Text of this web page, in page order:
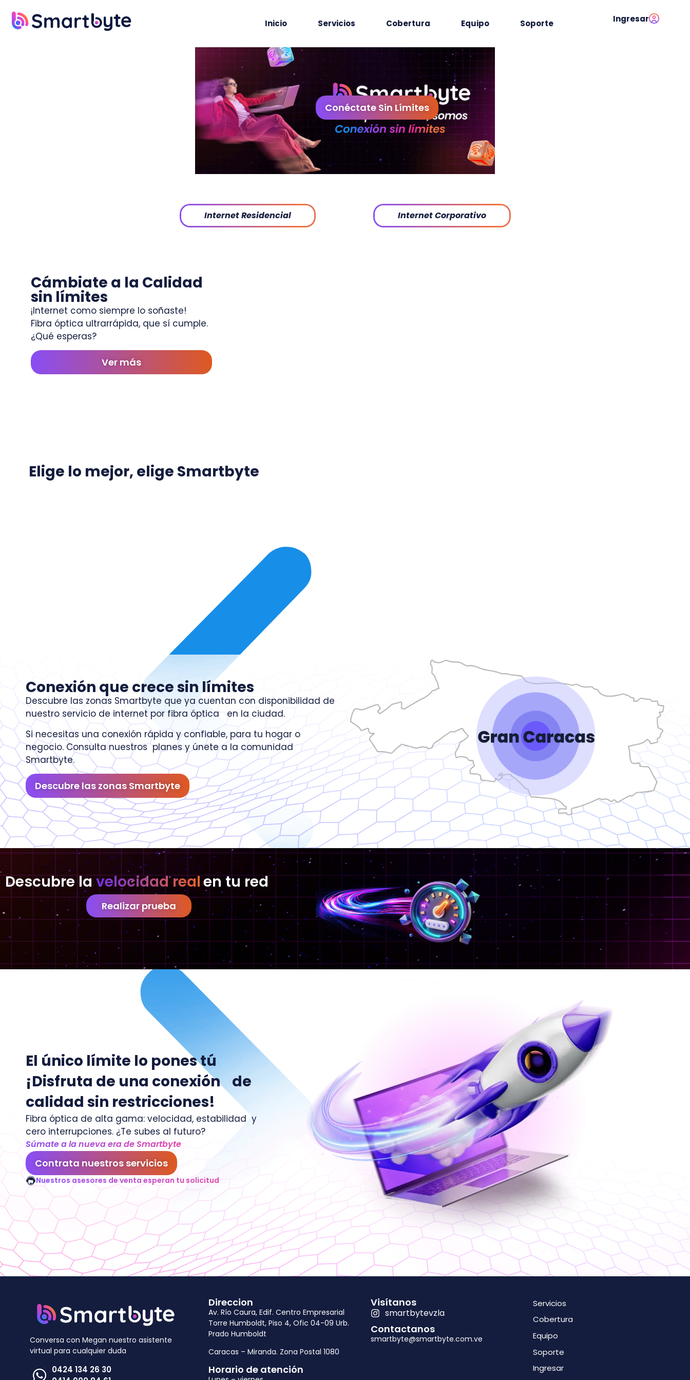
Inicio Servicios Cobertura Equipo Soporte Ingresar
Conéctate Sin Límites
Internet Residencial Internet Corporativo
Cámbiate a la Calidad
sin límites
¡Internet como siempre lo soñaste!
Fibra óptica ultrarrápida, que sí cumple.
¿Qué esperas?
Ver más
Elige lo mejor, elige Smartbyte
Conexión que crece sin límites
Descubre las zonas Smartbyte que ya cuentan con disponibilidad de
nuestro servicio de internet por fibra óptica en la ciudad.
Si necesitas una conexión rápida y confiable, para tu hogar o
negocio. Consulta nuestros planes y únete a la comunidad
Smartbyte.
Descubre las zonas Smartbyte
Descubre lavelocidad realen tu red
Realizar prueba
El único límite lo pones tú
¡Disfruta de una conexión de
calidad sin restricciones!
Fibra óptica de alta gama: velocidad, estabilidad y
cero interrupciones. ¿Te subes al futuro?
Súmate a la nueva era de Smartbyte​
Contrata nuestros servicios
Nuestros asesores de venta esperan tu solicitud
Conversa con Megan nuestro asistente
virtual para cualquier duda
0424 134 26 30
Direccion
Av. Río Caura, Edif. Centro Empresarial
Torre Humboldt, Piso 4, Ofic 04-09 Urb.
Prado Humboldt
Caracas – Miranda. Zona Postal 1080
Horario de atención
Visítanos
smartbytevzla
Contactanos
smartbyte@smartbyte.com.ve
Servicios
Cobertura
Equipo
Soporte
Ingresar